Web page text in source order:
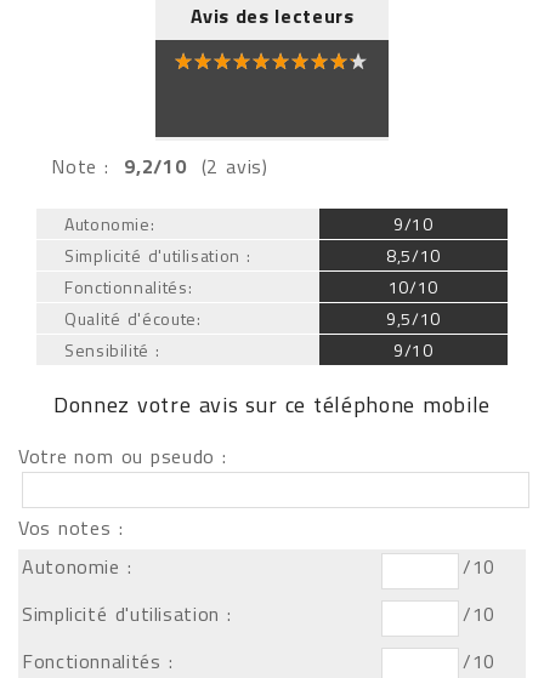
Avis des lecteurs
Note : 9,2/10 (2 avis)
Autonomie:
Simplicité d'utilisation :
Fonctionnalités:
Qualité d'écoute:
Sensibilité :
9/10
8,5/10
10/10
9,5/10
9/10
Donnez votre avis sur ce téléphone mobile
Votre nom ou pseudo :
Vos notes :
Autonomie :
/10
Simplicité d'utilisation :
/10
Fonctionnalités :
/10